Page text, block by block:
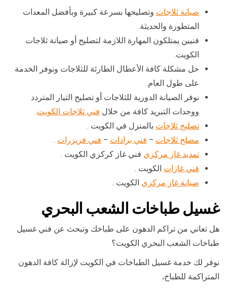
صيانة ثلاجات وتصليحها بسرعة كبيرة وبأفضل المعدات
المتطورة والحديثة.
فنيين يمتلكون المهارة اللازمة لتصليح أو صيانة ثلاجات
الكويت.
حل مشكلة كافة الأعطال الطارئة للثلاجات ونوفر الخدمة
على طول العام.
نوفر الصيانة الدورية للثلاجات أو تصليح التيار المتردد
ووحدات التبريد كافة من خلال فني ثلاجات الكويت.
تصليح ثلاجات بالمنزل في الكويت .
مصلح ثلاجات – فني برادات – فني فريزرات .
تمديد غاز مركزي فني غاز كركزي الكويت .
فني غازات الكويت .
صيانة غاز مركزي الكويت .
غسيل طباخات الشعب البحري
هل تعاني من تراكم الدهون على طباخك وتبحث عن فني غسيل
طباخات الشعب البحري الكويت؟
نوفر لك خدمة غسيل الطباخات في الكويت لإزالة كافة الدهون
المتراكمة للطباخ،